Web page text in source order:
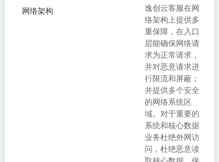
网络架构
逸创云客服在网
络架构上提供多
重保障，在入口
层能确保网络请
求为正常请求，
并对恶意请求进
行限流和屏蔽；
并提供多个安全
的网络系统区
域。对于重要的
系统和核心数据
业务杜绝外网访
问，杜绝恶意读